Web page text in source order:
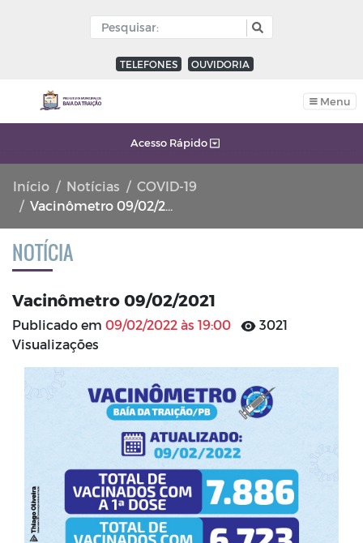
TELEFONES OUVIDORIA
Menu
Acesso Rápido
Início Notícias
COVID-19
Vacinômetro 09/02/2021
NOTÍCIA
Vacinômetro 09/02/2021
Publicado em 09/02/2022 às 19:00
3021
Visualizações